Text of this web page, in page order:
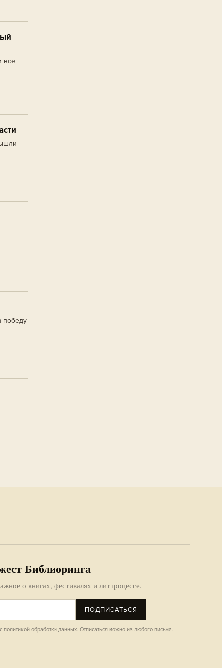
все
победу
Библиоринга
о книгах, фестивалях и литпроцессе.
ПОДПИСАТЬСЯ
политикой обработки данных. Отписаться можно из любого письма.